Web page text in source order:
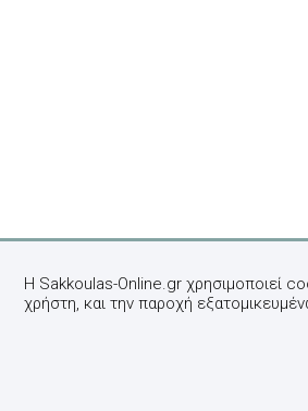
Η Sakkoulas-Online.gr χρησιμοποιεί
χρήστη, και την παροχή